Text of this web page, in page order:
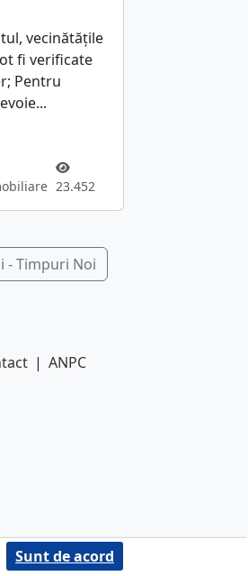
vecinătățile
fi verificate
Pentru
23.452
- Timpuri Noi
| ANPC
Sunt de acord